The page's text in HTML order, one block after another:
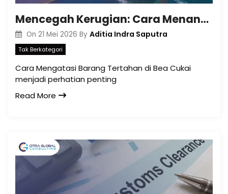
Mencegah Kerugian: Cara Menangani Barang Impor yang Rusak atau Tertahan di Pelabuhan
On 21 Mei 2026 By Aditia Indra Saputra
Tak Berkategori
Cara Mengatasi Barang Tertahan di Bea Cukai
menjadi perhatian penting
Read More